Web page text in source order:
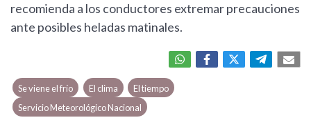
recomienda a los conductores extremar precauciones
ante posibles heladas matinales.
Se viene el frío El clima
El tiempo
Servicio Meteorológico Nacional